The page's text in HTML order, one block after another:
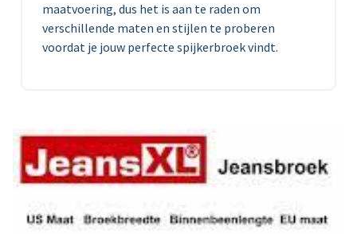
maatvoering, dus het is aan te raden om
verschillende maten en stijlen te proberen
voordat je jouw perfecte spijkerbroek vindt.